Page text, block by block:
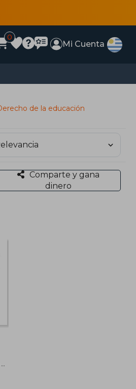
0
Mi Cuenta
de la educación
Comparte y gana
dinero